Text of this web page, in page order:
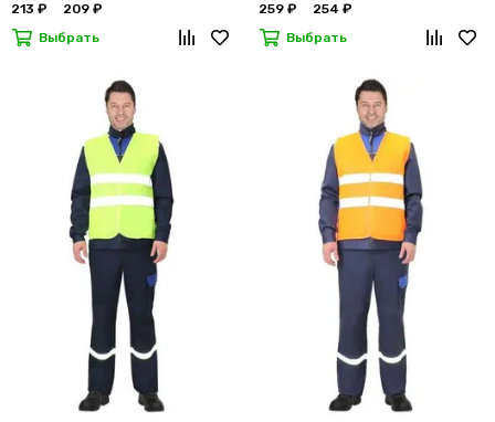
213 ₽
209 ₽
Выбрать
259 ₽
254 ₽
Выбрать